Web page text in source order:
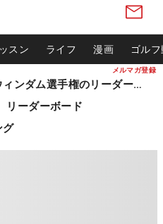
メルマガ登録
スン ライフ 漫画 ゴル
松山英樹ら出場 ウィンダム選手権のリーダーボード
ーダーボード
グ